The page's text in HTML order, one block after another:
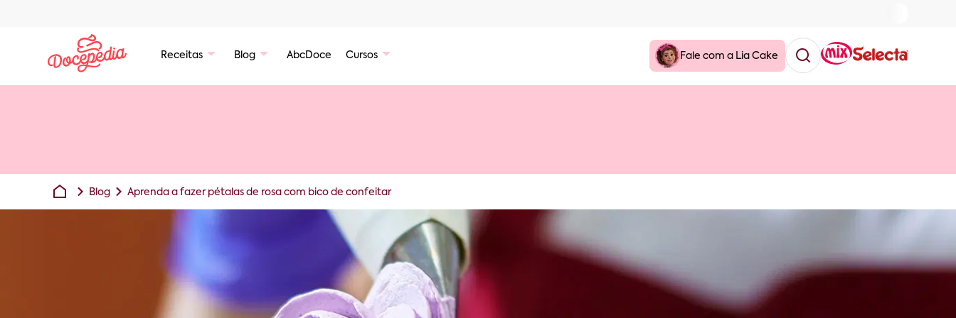
Receitas Blog AbcDoce Cursos Fale com a Lia Cake
Blog Aprenda a fazer pétalas de rosa com bico de confeitar